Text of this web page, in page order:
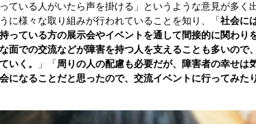
ている人がいたら声を掛ける」というような意見が多
に様々な取り組みが行われていることを知り、「社会に
っている方の展示会やイベントを通して間接的に関わりを
面での交流などが障害を持つ人を支えることも多いの
いく。
」「周りの人の配慮も必要だが、障害者の幸せは
になることだと思ったので、交流イベントに行ってみた